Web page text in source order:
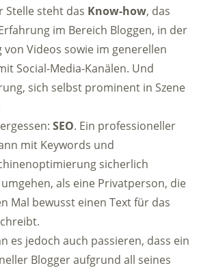
Stelle steht das Know-how, das
im Bereich Bloggen, in der
von Videos sowie im generellen
Social-Media-Kanälen. Und
sich selbst prominent in Szene
SEO. Ein professioneller
mit Keywords und
sicherlich
als eine Privatperson, die
Mal bewusst einen Text für das
es jedoch auch passieren, dass ein
Blogger aufgrund all seines